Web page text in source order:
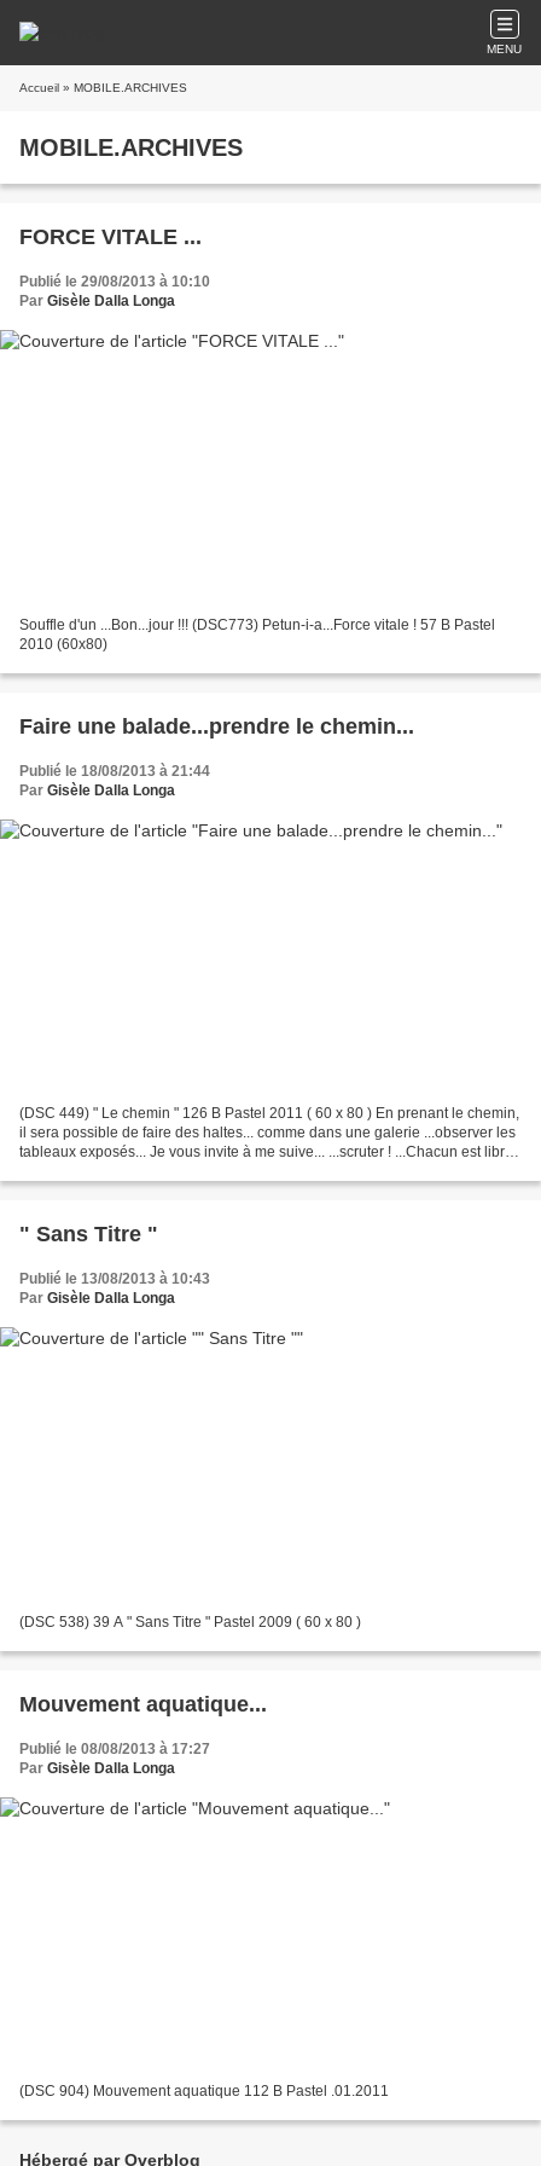
MENU
Accueil » MOBILE.ARCHIVES
MOBILE.ARCHIVES
FORCE VITALE ...
Publié le 29/08/2013 à 10:10
Par Gisèle Dalla Longa
Souffle d'un ...Bon...jour !!! (DSC773) Petun-i-a...Force vitale ! 57 B Pastel
2010 (60x80)
Faire une balade...prendre le chemin...
Publié le 18/08/2013 à 21:44
Par Gisèle Dalla Longa
(DSC 449) " Le chemin " 126 B Pastel 2011 ( 60 x 80 ) En prenant le chemin,
il sera possible de faire des haltes... comme dans une galerie ...observer les
tableaux exposés... Je vous invite à me suive... ...scruter ! ...Chacun est libre
" Sans Titre "
Publié le 13/08/2013 à 10:43
Par Gisèle Dalla Longa
(DSC 538) 39 A " Sans Titre " Pastel 2009 ( 60 x 80 )
Mouvement aquatique...
Publié le 08/08/2013 à 17:27
Par Gisèle Dalla Longa
(DSC 904) Mouvement aquatique 112 B Pastel .01.2011
Hébergé par Overblog